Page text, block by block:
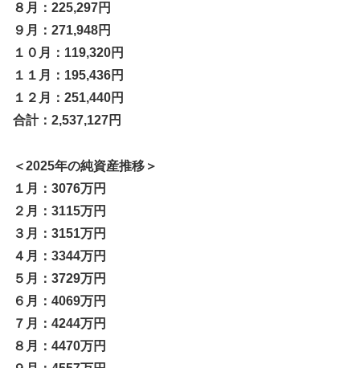
８月：225,297円
９月：271,948円
１０月：119,320円
１１月：195,436円
１２月：251,440円
合計：2,537,127円
＜2025年の純資産推移＞
１月：3076万円
２月：3115万円
３月：3151万円
４月：3344万円
５月：3729万円
６月：4069万円
７月：4244万円
８月：4470万円